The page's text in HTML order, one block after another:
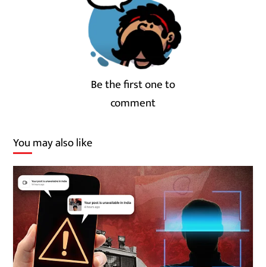
Be the first one to
comment
You may also like